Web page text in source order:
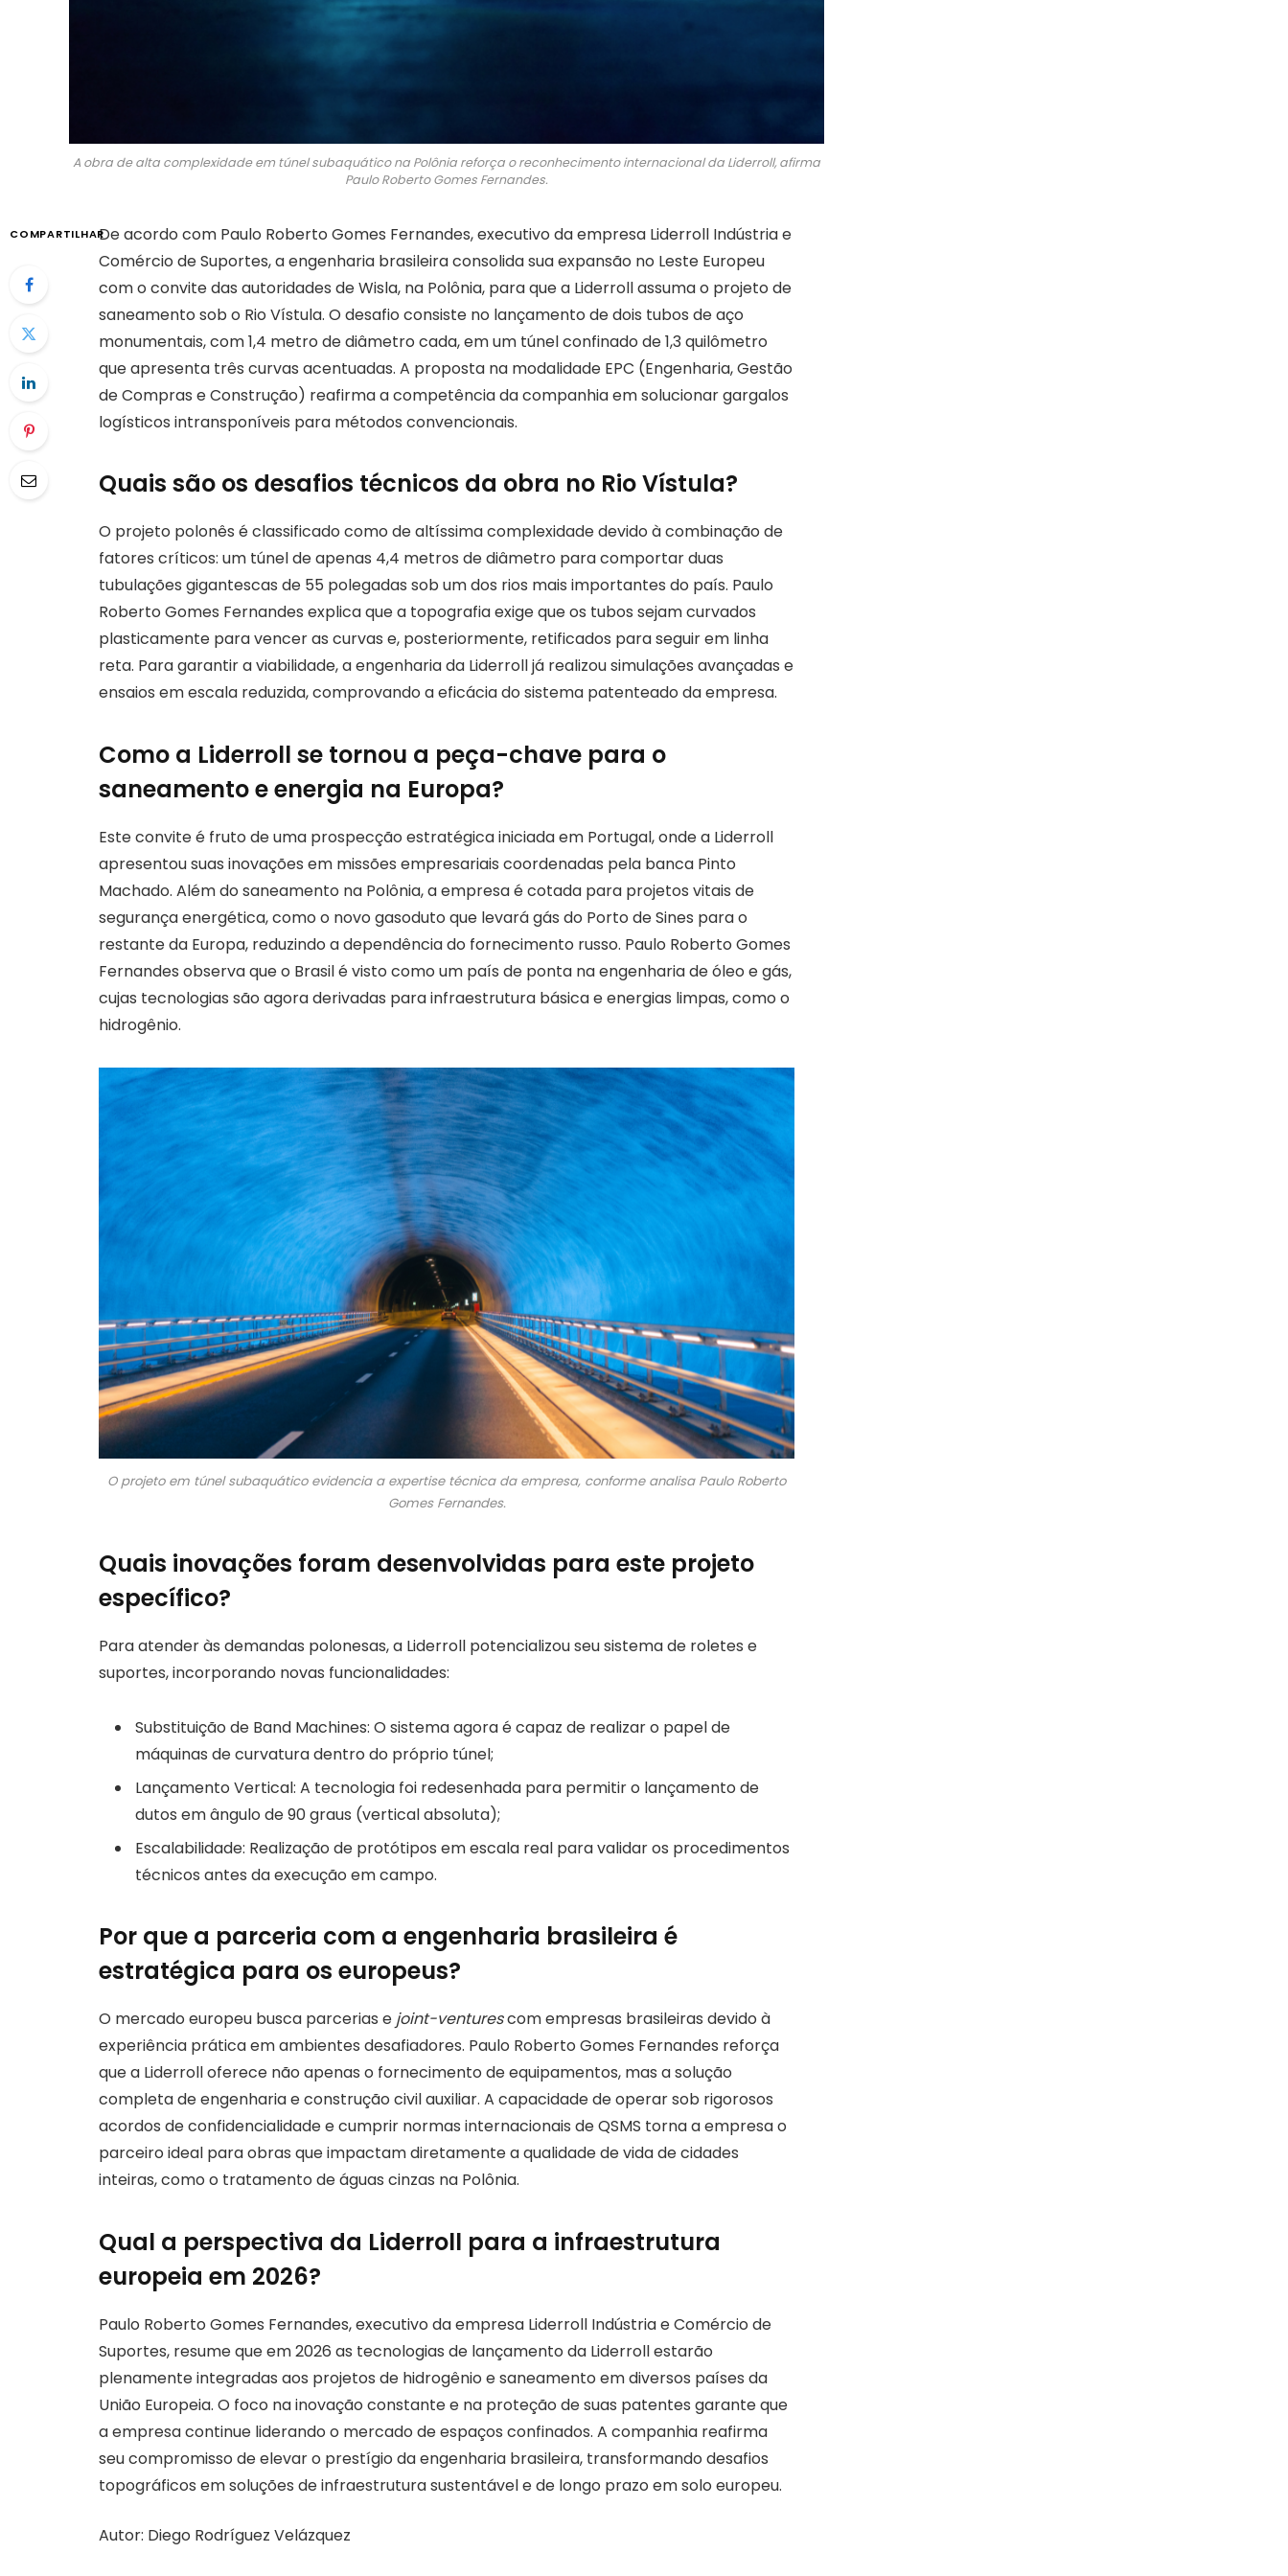
A obra de alta complexidade em túnel subaquático na Polônia reforça o reconhecimento internacional da Liderroll, afirma
Paulo Roberto Gomes Fernandes.
COMPARTILHARDe acordo com Paulo Roberto Gomes Fernandes, executivo da empresa Liderroll Indústria e
Comércio de Suportes, a engenharia brasileira consolida sua expansão no Leste Europeu
com o convite das autoridades de Wisla, na Polônia, para que a Liderroll assuma o projeto de
saneamento sob o Rio Vístula. O desafio consiste no lançamento de dois tubos de aço
monumentais, com 1,4 metro de diâmetro cada, em um túnel confinado de 1,3 quilômetro
que apresenta três curvas acentuadas. A proposta na modalidade EPC (Engenharia, Gestão
de Compras e Construção) reafirma a competência da companhia em solucionar gargalos
logísticos intransponíveis para métodos convencionais.
Quais são os desafios técnicos da obra no Rio Vístula?
O projeto polonês é classificado como de altíssima complexidade devido à combinação de
fatores críticos: um túnel de apenas 4,4 metros de diâmetro para comportar duas
tubulações gigantescas de 55 polegadas sob um dos rios mais importantes do país. Paulo
Roberto Gomes Fernandes explica que a topografia exige que os tubos sejam curvados
plasticamente para vencer as curvas e, posteriormente, retificados para seguir em linha
reta. Para garantir a viabilidade, a engenharia da Liderroll já realizou simulações avançadas e
ensaios em escala reduzida, comprovando a eficácia do sistema patenteado da empresa.
Como a Liderroll se tornou a peça-chave para o
saneamento e energia na Europa?
Este convite é fruto de uma prospecção estratégica iniciada em Portugal, onde a Liderroll
apresentou suas inovações em missões empresariais coordenadas pela banca Pinto
Machado. Além do saneamento na Polônia, a empresa é cotada para projetos vitais de
segurança energética, como o novo gasoduto que levará gás do Porto de Sines para o
restante da Europa, reduzindo a dependência do fornecimento russo. Paulo Roberto Gomes
Fernandes observa que o Brasil é visto como um país de ponta na engenharia de óleo e gás,
cujas tecnologias são agora derivadas para infraestrutura básica e energias limpas, como o
hidrogênio.
O projeto em túnel subaquático evidencia a expertise técnica da empresa, conforme analisa Paulo Roberto
Gomes Fernandes.
Quais inovações foram desenvolvidas para este projeto
específico?
Para atender às demandas polonesas, a Liderroll potencializou seu sistema de roletes e
suportes, incorporando novas funcionalidades:
Substituição de Band Machines: O sistema agora é capaz de realizar o papel de
máquinas de curvatura dentro do próprio túnel;
Lançamento Vertical: A tecnologia foi redesenhada para permitir o lançamento de
dutos em ângulo de 90 graus (vertical absoluta);
Escalabilidade: Realização de protótipos em escala real para validar os procedimentos
técnicos antes da execução em campo.
Por que a parceria com a engenharia brasileira é
estratégica para os europeus?
O mercado europeu busca parcerias e joint-venturescom empresas brasileiras devido à
experiência prática em ambientes desafiadores. Paulo Roberto Gomes Fernandes reforça
que a Liderroll oferece não apenas o fornecimento de equipamentos, mas a solução
completa de engenharia e construção civil auxiliar. A capacidade de operar sob rigorosos
acordos de confidencialidade e cumprir normas internacionais de QSMS torna a empresa o
parceiro ideal para obras que impactam diretamente a qualidade de vida de cidades
inteiras, como o tratamento de águas cinzas na Polônia.
Qual a perspectiva da Liderroll para a infraestrutura
europeia em 2026?
Paulo Roberto Gomes Fernandes, executivo da empresa Liderroll Indústria e Comércio de
Suportes, resume que em 2026 as tecnologias de lançamento da Liderroll estarão
plenamente integradas aos projetos de hidrogênio e saneamento em diversos países da
União Europeia. O foco na inovação constante e na proteção de suas patentes garante que
a empresa continue liderando o mercado de espaços confinados. A companhia reafirma
seu compromisso de elevar o prestígio da engenharia brasileira, transformando desafios
topográficos em soluções de infraestrutura sustentável e de longo prazo em solo europeu.
Autor: Diego Rodríguez Velázquez